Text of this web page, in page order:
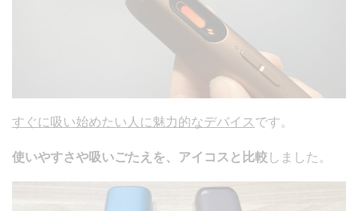
すぐに吸い始めたい人に魅力的なデバイス です。
使いやすさや吸いごたえを、アイコスと比較 しました。